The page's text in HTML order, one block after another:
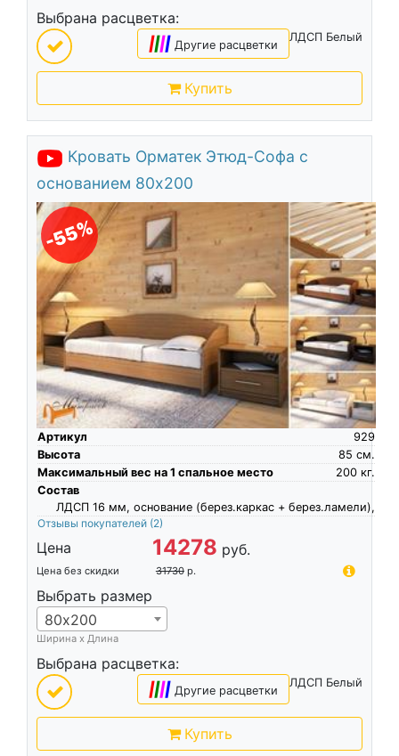
Выбрана расцветка:
ЛДСП Белый
|||| Другие расцветки
Купить
Кровать Орматек Этюд-Софа с
основанием 80х200
-55%
Артикул
929
Высота
см.
85
Максимальный вес на 1 спальное место
кг.
200
Состав
ЛДСП 16 мм, основание (берез.каркас + берез.ламели),
Отзывы покупателей (2)
Цена 14278 руб.
Цена без скидки 31730 р.
Выбрать размер
80х200
Ширина х Длина
Выбрана расцветка:
ЛДСП Белый
|||| Другие расцветки
Купить